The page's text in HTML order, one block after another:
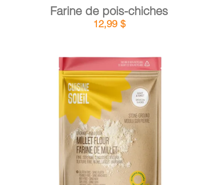
Farine de pois-chiches
12,99 $
AJOUTER AU PANIER / DÉTAILS